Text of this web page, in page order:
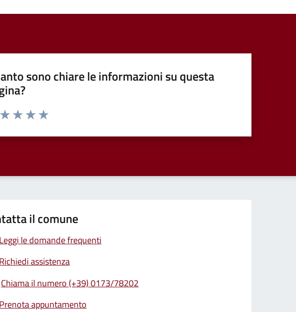
sono chiare le informazioni su questa
da 1 a 5 stelle la pagina
il comune
le domande frequenti
assistenza
Chiama il numero (+39) 0173/78202
appuntamento